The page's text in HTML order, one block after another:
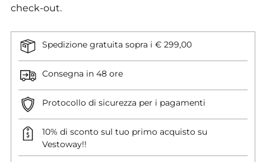
check-out.
Spedizione gratuita sopra i € 299,00
Consegna in 48 ore
Protocollo di sicurezza per i pagamenti
10% di sconto sul tuo primo acquisto su
Vestoway!!